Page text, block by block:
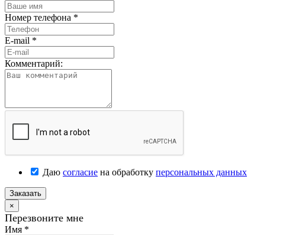
Номер телефона *
E-mail *
Комментарий:
Даю согласие на обработку персональных данных
Заказать
×
Перезвоните мне
Имя *